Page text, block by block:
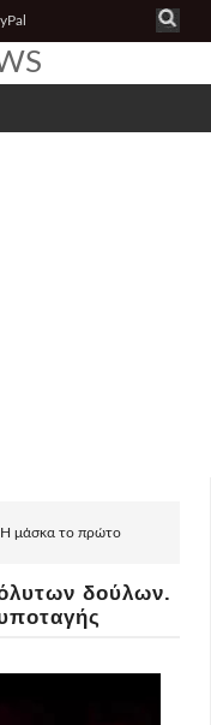
Η μάσκα το πρώτο
δούλων.